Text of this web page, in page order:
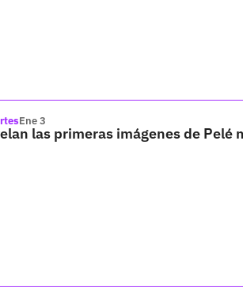
Ene 3
las primeras imágenes de Pelé